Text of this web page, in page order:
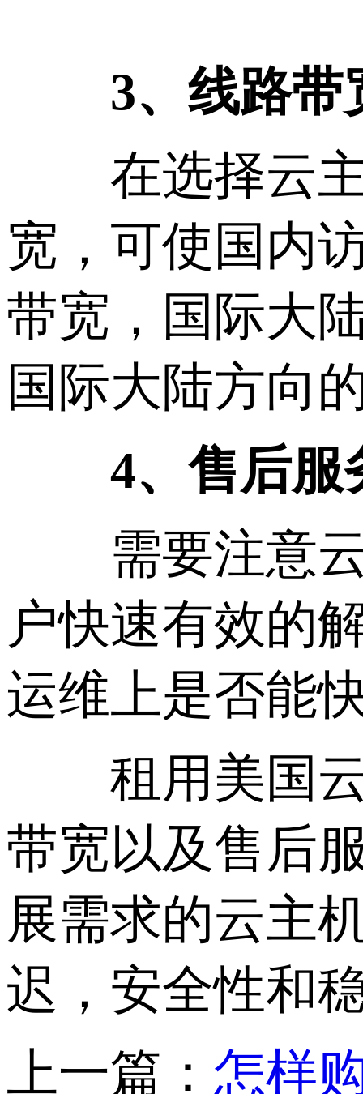
3、线路带
在选择云主
宽，可使国内
带宽，国际大
国际大陆方向
4、售后服
需要注意云
户快速有效的
运维上是否能
租用美国云
带宽以及售后
展需求的云主
迟，安全性和
上一篇： 怎样